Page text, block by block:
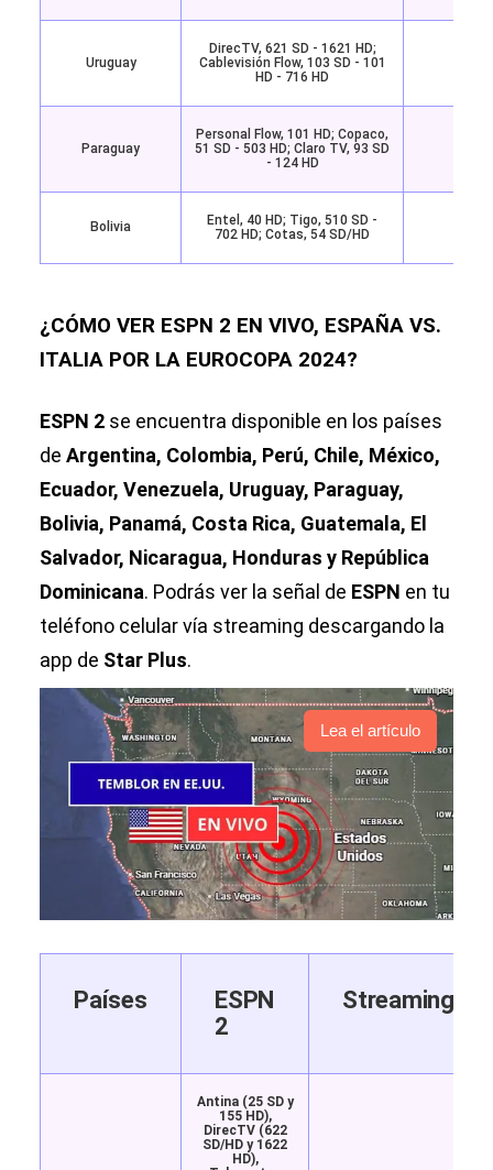
Uruguay
DirecTV, 621 SD - 1621 HD;
Cablevisión Flow, 103 SD - 101
HD - 716 HD
Paraguay
Personal Flow, 101 HD; Copaco,
51 SD - 503 HD; Claro TV, 93 SD
- 124 HD
Bolivia
Entel, 40 HD; Tigo, 510 SD -
702 HD; Cotas, 54 SD/HD
¿CÓMO VER ESPN 2 EN VIVO, ESPAÑA VS.
ITALIA POR LA EUROCOPA 2024?
ESPN 2 se encuentra disponible en los países
de Argentina, Colombia, Perú, Chile, México,
Ecuador, Venezuela, Uruguay, Paraguay,
Bolivia, Panamá, Costa Rica, Guatemala, El
Salvador, Nicaragua, Honduras y República
Dominicana. Podrás ver la señal de ESPN en tu
teléfono celular vía streaming descargando la
app de Star Plus.
Lea el artículo
Países
ESPN
2
Streaming
Antina (25 SD y
155 HD),
DirecTV (622
SD/HD y 1622
HD),